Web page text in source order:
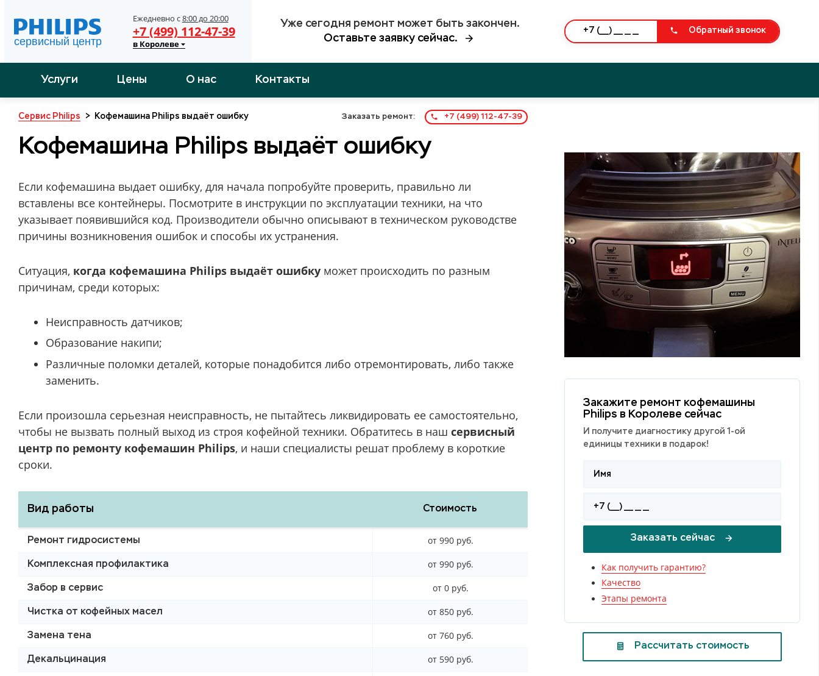
Ежедневно с8:00 до 20:00
+7 (499) 112-47-39
в Королеве
Уже сегодня ремонт может быть закончен.
Оставьте заявку сейчас.
Обратный звонок
Услуги Цены О нас Контакты
Сервис Philips > Кофемашина Philips выдаёт ошибку Заказать ремонт: +7 (499) 112-47-39
Кофемашина Philips выдаёт ошибку
Если кофемашина выдает ошибку, для начала попробуйте проверить, правильно ли
вставлены все контейнеры. Посмотрите в инструкции по эксплуатации техники, на что
указывает появившийся код. Производители обычно описывают в техническом руководстве
причины возникновения ошибок и способы их устранения.
Ситуация, когда кофемашина Philips выдаёт ошибку может происходить по разным
причинам, среди которых:
Неисправность датчиков;
Образование накипи;
Различные поломки деталей, которые понадобится либо отремонтировать, либо также
заменить.
Если произошла серьезная неисправность, не пытайтесь ликвидировать ее самостоятельно,
чтобы не вызвать полный выход из строя кофейной техники. Обратитесь в наш сервисный
центр по ремонту кофемашин Philips, и наши специалисты решат проблему в короткие
сроки.
Вид работы Стоимость
Ремонт гидросистемы от 990 руб.
Комплексная профилактика от 990 руб.
Забор в сервис от 0 руб.
Чистка от кофейных масел от 850 руб.
Замена тена от 760 руб.
Декальцинация от 590 руб.
Закажите ремонт кофемашины
Philips в Королеве сейчас
И получите диагностику другой 1-ой
единицы техники в подарок!
Заказать сейчас
Как получить гарантию?
Качество
Этапы ремонта
Рассчитать стоимость